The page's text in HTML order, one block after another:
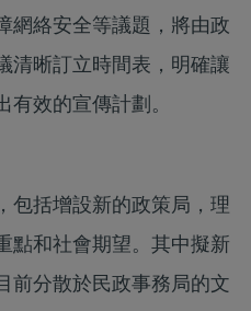
網絡安全等議題，將由政
清晰訂立時間表，明確讓
效的宣傳計劃。
包括增設新的政策局，理
點和社會期望。其中擬新
前分散於民政事務局的文